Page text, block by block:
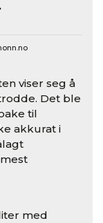
viser seg å
Det ble
til
akkurat i
med